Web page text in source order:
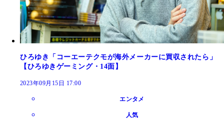
ひろゆき「コーエーテクモが海外メーカーに買収されたら」
【ひろゆきゲーミング・14面】
2023年09月15日 17:00
エンタメ
人気